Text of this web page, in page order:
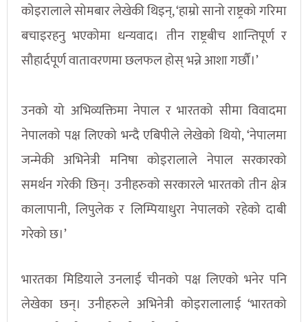
कोइरालाले सोमबार लेखेकी थिइन्, ‘हाम्रो सानो राष्ट्रको गरिमा
बचाइरहनु भएकोमा धन्यवाद। तीन राष्ट्रबीच शान्तिपूर्ण र
सौहार्दपूर्ण वातावरणमा छलफल होस् भन्ने आशा गर्छौं।’
उनको यो अभिव्यक्तिमा नेपाल र भारतको सीमा विवादमा
नेपालको पक्ष लिएको भन्दै एबिपीले लेखेको थियो, ‘नेपालमा
जन्मेकी अभिनेत्री मनिषा कोइरालाले नेपाल सरकारको
समर्थन गरेकी छिन्। उनीहरुको सरकारले भारतको तीन क्षेत्र
कालापानी, लिपुलेक र लिम्पियाधुरा नेपालको रहेको दाबी
गरेको छ।’
भारतका मिडियाले उनलाई चीनको पक्ष लिएको भनेर पनि
लेखेका छन्। उनीहरुले अभिनेत्री कोइरालालाई ‘भारतको